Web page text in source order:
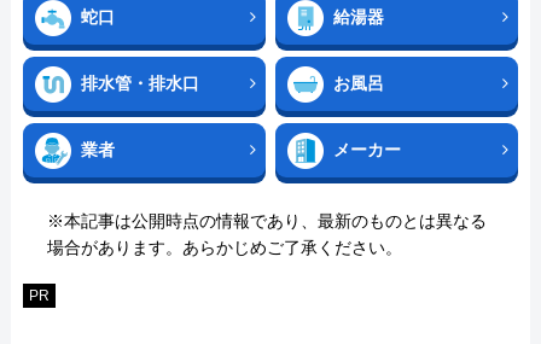
蛇口 給湯器
排水管・排水口 お風呂
業者 メーカー
※本記事は公開時点の情報であり、最新のものとは異なる
場合があります。あらかじめご了承ください。
PR